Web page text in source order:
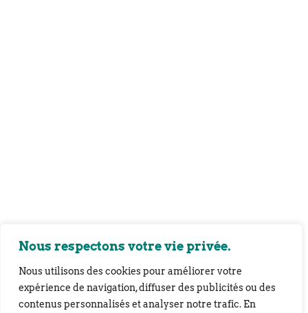
Nous respectons votre vie privée.
Nous utilisons des cookies pour améliorer votre
expérience de navigation, diffuser des publicités ou des
contenus personnalisés et analyser notre trafic. En